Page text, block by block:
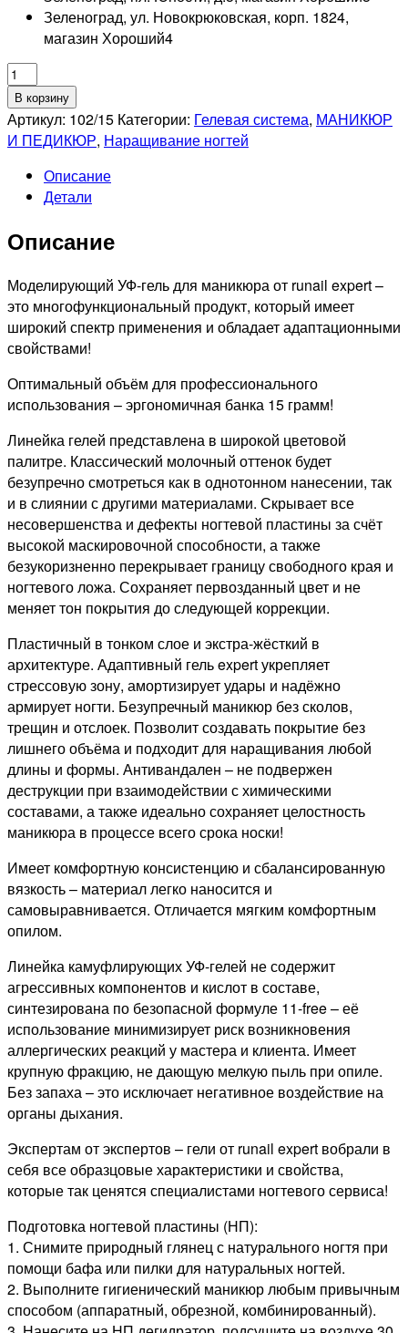
Зеленоград, ул. Новокрюковская, корп. 1824,
магазин Хороший4
Количество
товара
RUNAIL
Гель
UV
BUILDER
Expert
15г
банка
В корзину
Артикул: 102/15 Категории: Гелевая система, МАНИКЮР
И ПЕДИКЮР, Наращивание ногтей
Описание
Детали
Описание
Моделирующий УФ-гель для маникюра от runail expert –
это многофункциональный продукт, который имеет
широкий спектр применения и обладает адаптационными
свойствами!
Оптимальный объём для профессионального
использования – эргономичная банка 15 грамм!
Линейка гелей представлена в широкой цветовой
палитре. Классический молочный оттенок будет
безупречно смотреться как в однотонном нанесении, так
и в слиянии с другими материалами. Скрывает все
несовершенства и дефекты ногтевой пластины за счёт
высокой маскировочной способности, а также
безукоризненно перекрывает границу свободного края и
ногтевого ложа. Сохраняет первозданный цвет и не
меняет тон покрытия до следующей коррекции.⁠
Пластичный в тонком слое и экстра-жёсткий в
архитектуре. Адаптивный гель expert укрепляет
стрессовую зону, амортизирует удары и надёжно
армирует ногти. Безупречный маникюр без сколов,
трещин и отслоек. Позволит создавать покрытие без
лишнего объёма и подходит для наращивания любой
длины и формы. Антивандален – не подвержен
деструкции при взаимодействии с химическими
составами, а также идеально сохраняет целостность
маникюра в процессе всего срока носки!
Имеет комфортную консистенцию и сбалансированную
вязкость – материал легко наносится и
самовыравнивается. Отличается мягким комфортным
опилом.
Линейка камуфлирующих УФ-гелей не содержит
агрессивных компонентов и кислот в составе,
синтезирована по безопасной формуле 11-free – её
использование минимизирует риск возникновения
аллергических реакций у мастера и клиента. Имеет
крупную фракцию, не дающую мелкую пыль при опиле.
Без запаха – это исключает негативное воздействие на
органы дыхания.
Экспертам от экспертов – гели от runail expert вобрали в
себя все образцовые характеристики и свойства,
которые так ценятся специалистами ногтевого сервиса!
Подготовка ногтевой пластины (НП):
1. Снимите природный глянец с натурального ногтя при
помощи бафа или пилки для натуральных ногтей.
2. Выполните гигиенический маникюр любым привычным
способом (аппаратный, обрезной, комбинированный).